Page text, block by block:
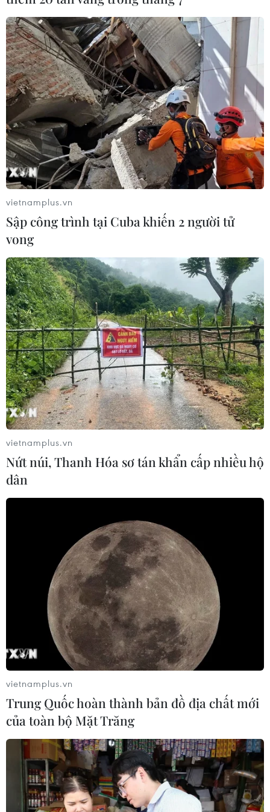
TIN CÙNG CHUYÊN MỤC
7 học sinh đội tuyển Việt Nam đoạt
huy chương tại Olympic AI quốc tế
07/08/2026 15:27
Bảo đảm chính xác, công khai điểm
chuẩn tuyển sinh các trường quân
đội
07/08/2026 12:26
Ban đại diện cha mẹ học sinh không
vietnamplus.vn
Sập công trình tại Cuba khiến 2 người tử
vong
vietnamplus.vn
Nứt núi, Thanh Hóa sơ tán khẩn cấp nhiều hộ
dân
vietnamplus.vn
Trung Quốc hoàn thành bản đồ địa chất mới
của toàn bộ Mặt Trăng